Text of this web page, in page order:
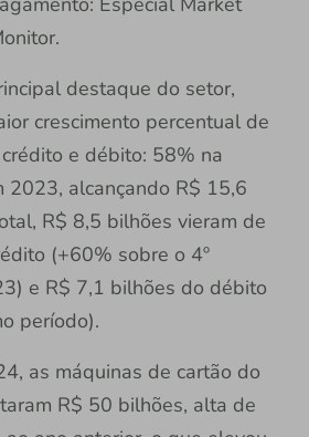
destaque do setor,
crescimento percentual de
e débito: 58% na
2023, alcançando R$ 15,6
R$ 8,5 bilhões vieram de
(+60% sobre o 4º
e R$ 7,1 bilhões do débito
período).
as máquinas de cartão do
R$ 50 bilhões, alta de